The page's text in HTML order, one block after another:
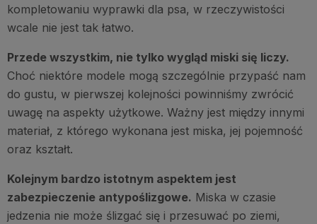
kompletowaniu wyprawki dla psa, w rzeczywistości
wcale nie jest tak łatwo.
Przede wszystkim, nie tylko wygląd miski się liczy.
Choć niektóre modele mogą szczególnie przypaść nam
do gustu, w pierwszej kolejności powinniśmy zwrócić
uwagę na aspekty użytkowe. Ważny jest między innymi
materiał, z którego wykonana jest miska, jej pojemność
oraz kształt.
Kolejnym bardzo istotnym aspektem jest
zabezpieczenie antypoślizgowe. Miska w czasie
jedzenia nie może ślizgać się i przesuwać po ziemi,